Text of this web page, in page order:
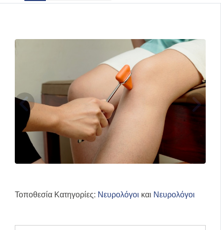
Τοποθεσία Κατηγορίες: Νευρολόγοι και Νευρολόγοι